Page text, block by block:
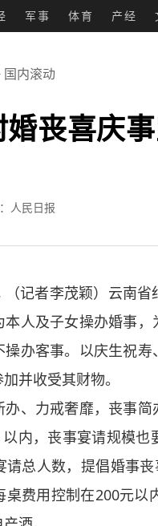
军事 体育 产经
国内滚动
丧喜庆
人民日报
者李茂颖）云南省
人及子女操办婚事
办客事。以庆生祝
并收受其财物。
力戒奢靡，丧事简
内，丧事宴请规模
总人数，提倡婚事
桌费用控制在200元